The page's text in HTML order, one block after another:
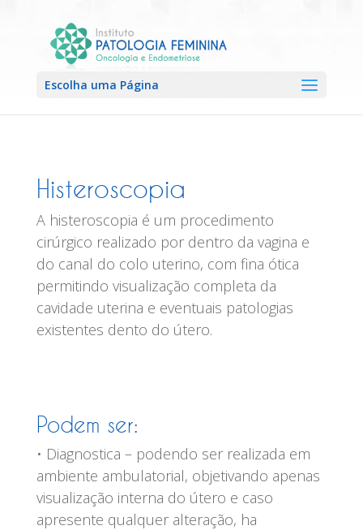
Escolha uma Página
Histeroscopia
A histeroscopia é um procedimento
cirúrgico realizado por dentro da vagina e
do canal do colo uterino, com fina ótica
permitindo visualização completa da
cavidade uterina e eventuais patologias
existentes dento do útero.
Podem ser:
• Diagnostica – podendo ser realizada em
ambiente ambulatorial, objetivando apenas
visualização interna do útero e caso
apresente qualquer alteração, ha